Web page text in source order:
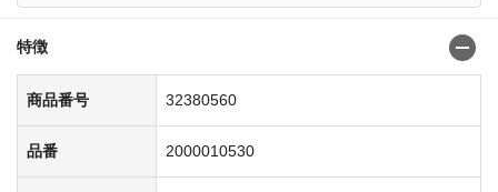
特徴
商品番号 32380560
品番 2000010530